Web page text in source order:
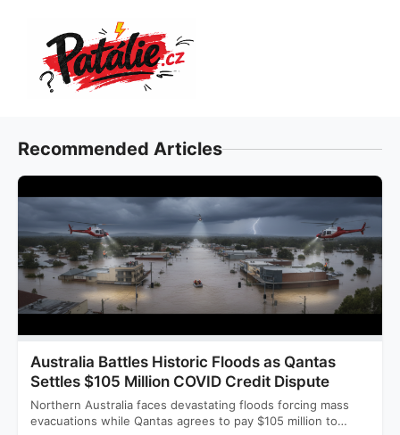
obsah
Recommended Articles
Australia Battles Historic Floods as Qantas
Settles $105 Million COVID Credit Dispute
Northern Australia faces devastating floods forcing mass
evacuations while Qantas agrees to pay $105 million to